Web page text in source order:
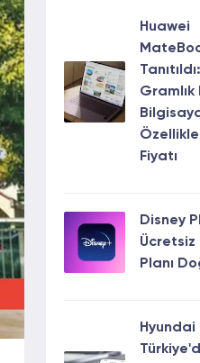
Huawei
Gramlık
Fiyatı
Disney
Ücretsiz
Planı
Hyundai